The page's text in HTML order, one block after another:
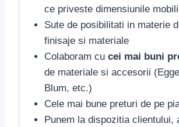
ce priveste dimensiunile
Sute de posibilitati in materie
finisaje si materiale
Colaboram cucei mai buni
de materiale si accesorii
Blum, etc.)
Cele mai bune preturi de pe
Punem la dispozitia clientului,